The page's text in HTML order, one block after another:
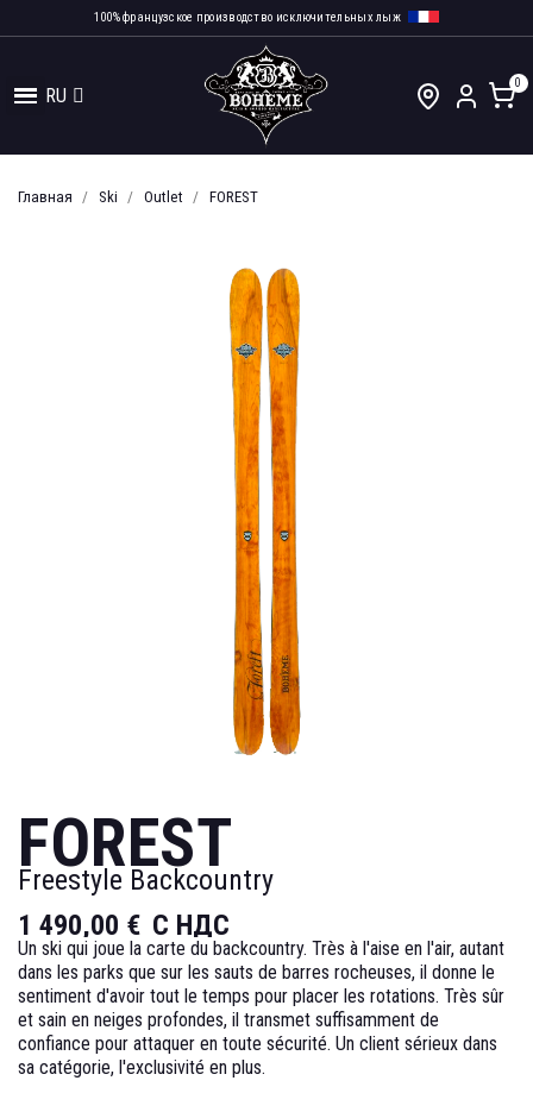
100% французское производство исключительных лыж
RU
Главная Ski Outlet FOREST
FOREST
Freestyle Backcountry
1 490,00 € С НДС
Un ski qui joue la carte du backcountry. Très à l'aise en l'air, autant
dans les parks que sur les sauts de barres rocheuses, il donne le
sentiment d'avoir tout le temps pour placer les rotations. Très sûr
et sain en neiges profondes, il transmet suffisamment de
confiance pour attaquer en toute sécurité. Un client sérieux dans
sa catégorie, l'exclusivité en plus.